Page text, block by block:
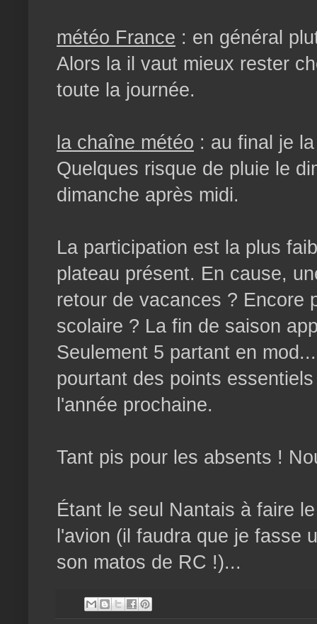
météo France : en général
Alors la il vaut mieux rester
toute la journée.
la chaîne météo : au final je
Quelques risque de pluie le
dimanche après midi.
La participation est la plus
plateau présent. En cause,
retour de vacances ? Encore
scolaire ? La fin de saison
Seulement 5 partant en
pourtant des points
l'année prochaine.
Tant pis pour les absents !
Étant le seul Nantais à faire
l'avion (il faudra que je fasse
son matos de RC !)...